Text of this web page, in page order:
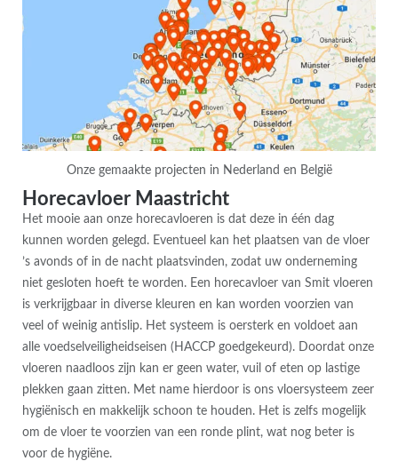
Onze gemaakte projecten in Nederland en België
Horecavloer Maastricht
Het mooie aan onze horecavloeren is dat deze in één dag
kunnen worden gelegd. Eventueel kan het plaatsen van de vloer
’s avonds of in de nacht plaatsvinden, zodat uw onderneming
niet gesloten hoeft te worden. Een horecavloer van Smit vloeren
is verkrijgbaar in diverse kleuren en kan worden voorzien van
veel of weinig antislip. Het systeem is oersterk en voldoet aan
alle voedselveiligheidseisen (HACCP goedgekeurd). Doordat onze
vloeren naadloos zijn kan er geen water, vuil of eten op lastige
plekken gaan zitten. Met name hierdoor is ons vloersysteem zeer
hygiënisch en makkelijk schoon te houden. Het is zelfs mogelijk
om de vloer te voorzien van een ronde plint, wat nog beter is
voor de hygiëne.